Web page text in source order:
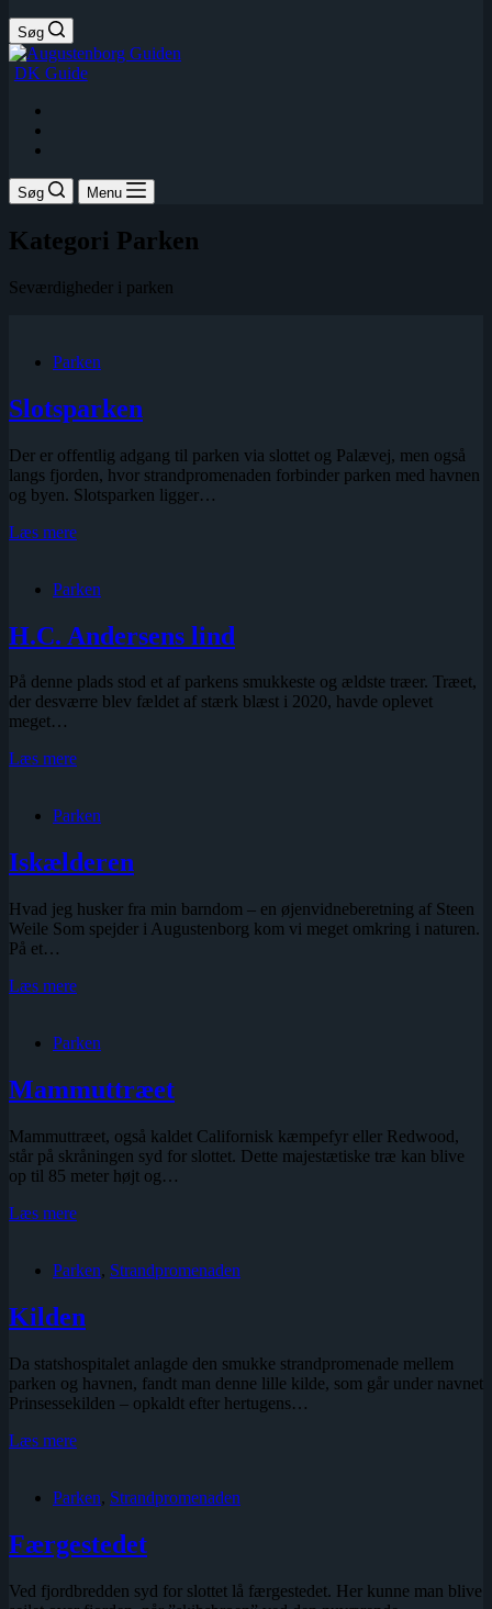
Søg
DK Guide
Søg Menu
Kategori Parken
Seværdigheder i parken
Parken
Slotsparken
Der er offentlig adgang til parken via slottet og Palævej, men også
langs fjorden, hvor strandpromenaden forbinder parken med havnen
og byen. Slotsparken ligger…
Læs mereSlotsparken
Parken
H.C. Andersens lind
På denne plads stod et af parkens smukkeste og ældste træer. Træet,
der desværre blev fældet af stærk blæst i 2020, havde oplevet
meget…
Læs mereH.C.
Parken
Iskælderen
Hvad jeg husker fra min barndom – en øjenvidneberetning af Steen
Weile Som spejder i Augustenborg kom vi meget omkring i naturen.
På et…
Læs mereIskælderen
Parken
Mammuttræet
Mammuttræet, også kaldet Californisk kæmpefyr eller Redwood,
står på skråningen syd for slottet. Dette majestætiske træ kan blive
op til 85 meter højt og…
Læs mereMammuttræet
Parken, Strandpromenaden
Kilden
Da statshospitalet anlagde den smukke strandpromenade mellem
parken og havnen, fandt man denne lille kilde, som går under navnet
Prinsessekilden – opkaldt efter hertugens…
Læs mereKilden
Parken, Strandpromenaden
Færgestedet
Ved fjordbredden syd for slottet lå færgestedet. Her kunne man blive